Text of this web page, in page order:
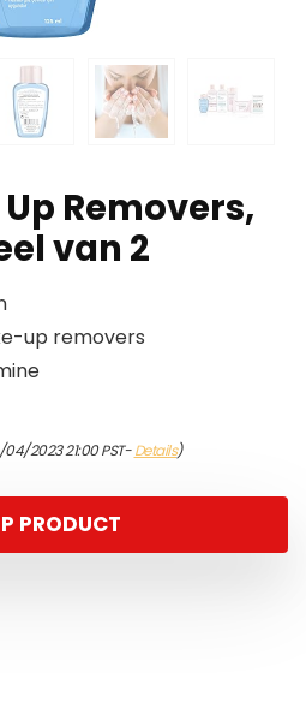
Removers,
van 2
up removers
2023 21:00 PST-Details)
PRODUCT